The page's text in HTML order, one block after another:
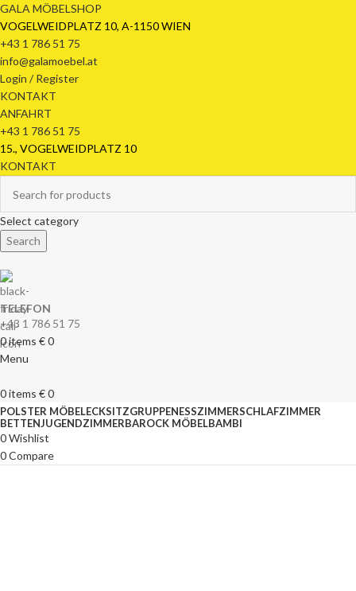
GALA MÖBELSHOP
VOGELWEIDPLATZ 10, A-1150 WIEN
+43 1 786 51 75
info@galamoebel.at
Login / Register
KONTAKT
ANFAHRT
+43 1 786 51 75
15., VOGELWEIDPLATZ 10
KONTAKT
Select category
Search
TELEFON
+43 1 786 51 75
0items €0
Menu
0items €0
POLSTER MÖBELECKSITZGRUPPENESSZIMMERSCHLAFZIMMER
BETTENJUGENDZIMMERBAROCK MÖBELBAMBI
0Wishlist
0Compare